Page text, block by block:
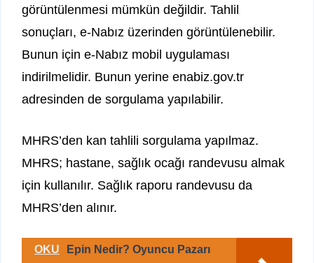
görüntülenmesi mümkün değildir. Tahlil
sonuçları, e-Nabız üzerinden görüntülenebilir.
Bunun için e-Nabız mobil uygulaması
indirilmelidir. Bunun yerine enabiz.gov.tr
adresinden de sorgulama yapılabilir.
MHRS’den kan tahlili sorgulama yapılmaz.
MHRS; hastane, sağlık ocağı randevusu almak
için kullanılır. Sağlık raporu randevusu da
MHRS’den alınır.
OKU
Epin Nedir? Oyuncu Pazarı